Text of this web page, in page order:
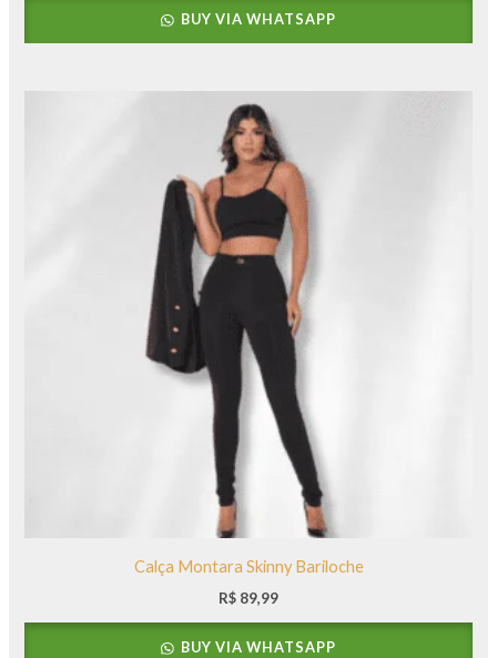
BUY VIA WHATSAPP
Calça Montara Skinny Bariloche
R$ 89,99
BUY VIA WHATSAPP